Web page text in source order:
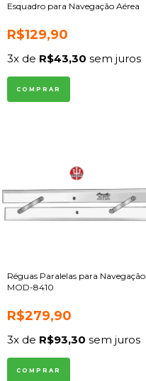
Esquadro para Navegação Aérea
R$129,90
3x de R$43,30 sem juros
Réguas Paralelas para Navegação
MOD-8410
R$279,90
3x de R$93,30 sem juros